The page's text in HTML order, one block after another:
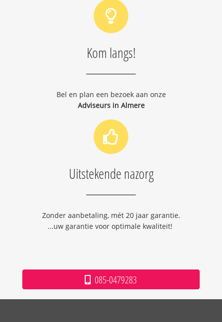
Kom langs!
Bel en plan een bezoek aan onze
Adviseurs in Almere
Uitstekende nazorg
Zonder aanbetaling, mét 20 jaar garantie.
...uw garantie voor optimale kwaliteit!
085-0479283